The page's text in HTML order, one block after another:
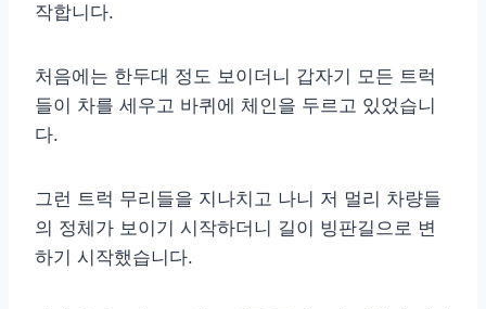
작합니다.
처음에는 한두대 정도 보이더니 갑자기 모든 트럭
들이 차를 세우고 바퀴에 체인을 두르고 있었습니
다.
그런 트럭 무리들을 지나치고 나니 저 멀리 차량들
의 정체가 보이기 시작하더니 길이 빙판길으로 변
하기 시작했습니다.